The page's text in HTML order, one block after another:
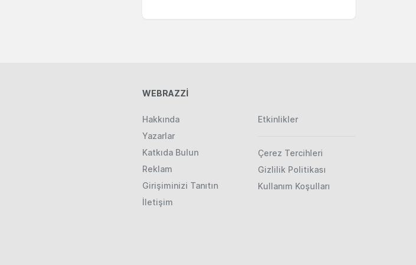
WEBRAZZİ
Hakkında
Yazarlar
Katkıda Bulun
Reklam
Girişiminizi Tanıtın
İletişim
Etkinlikler
Çerez Tercihleri
Gizlilik Politikası
Kullanım Koşulları